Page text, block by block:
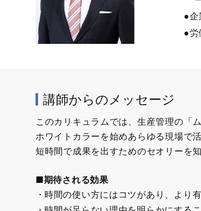
●
●労
講師からのメッセージ
このカリキュラムでは、生産管理の「
ホワイトカラーを始めあらゆる現場で
短時間で成果を出すためのセオリーを
■期待される効果
時間の使い方にはコツがあり、より